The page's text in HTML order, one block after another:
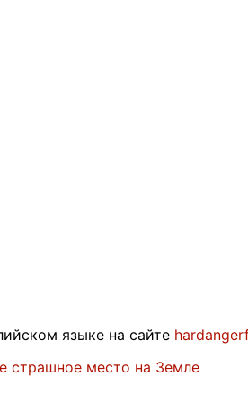
языке на сайте
страшное место на Земле